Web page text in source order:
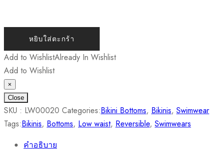
หยิบใส่ตะกร้า
Add to WishlistAlready In Wishlist
Add to Wishlist
×
Close
SKU : LW00020 Categories:Bikini Bottoms, Bikinis, Swimwear
Tags:Bikinis, Bottoms, Low waist, Reversible, Swimwears
คำอธิบาย